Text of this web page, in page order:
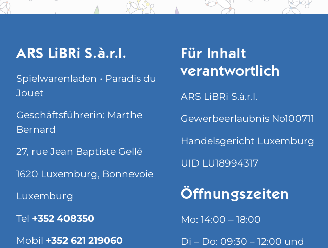
ARS LiBRi S.à.r.l.
Spielwarenladen • Paradis du
Jouet
Geschäftsführerin: Marthe
Bernard
27, rue Jean Baptiste Gellé
1620 Luxemburg, Bonnevoie
Luxemburg
Tel +352 408350
Mobil +352 621 219060
Für Inhalt
verantwortlich
ARS LiBRi S.à.r.l.
Gewerbeerlaubnis No100711
Handelsgericht Luxemburg
UID LU18994317
Öffnungszeiten
Mo: 14:00 – 18:00
Di – Do: 09:30 – 12:00 und